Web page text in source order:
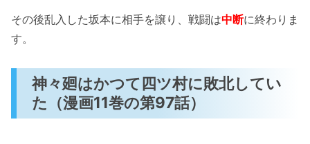
その後乱入した坂本に相手を譲り、戦闘は中断に終わりま
す。
神々廻はかつて四ツ村に敗北してい
た（漫画11巻の第97話）